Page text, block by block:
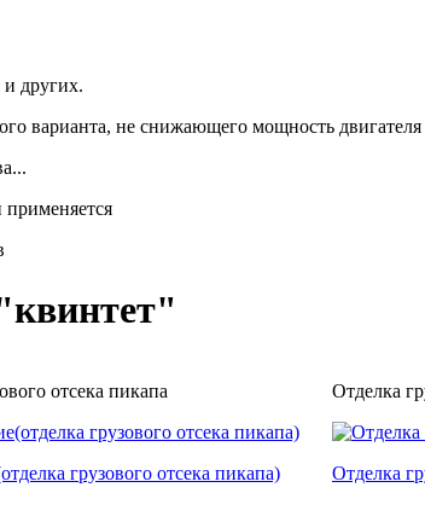
других.
варианта, не снижающего мощность двигателя
применяется
отсека пикапа
грузового отсека пикапа)
Отделка
Отделка